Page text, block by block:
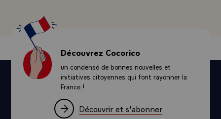
- Alors, il y avait deux écoles : il y avait ceux qui voulaient
simplement repondérer les voix, comme je parle là des
experts, je ne rentre pas dans le détail, et puis il y avait
ceux qui voulaient une autre technique, ils étaient les plus
nombreux, notamment tous les pays, curieusement les
plus petits, - je dis curieusement parce que ce n'est pas
leur intérêt - qui souhaitaient le maintien du nombre de
voix affectées à chacun et une décision prise en deux
temps, d'une part avec le nombre de voix, inchangé, et
d'autre part avec un nouveau critère qui était un critère
Découvrez Cocorico
un condensé de bonnes nouvelles et
initiatives citoyennes qui font rayonner la
France !
Découvrir et s'abonner